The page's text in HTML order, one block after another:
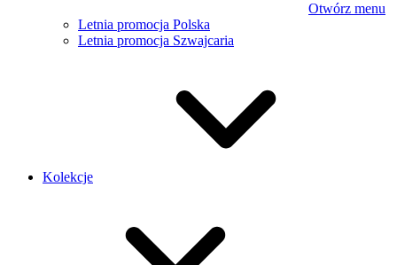
Otwórz menu
Letnia promocja Polska
Letnia promocja Szwajcaria
Kolekcje